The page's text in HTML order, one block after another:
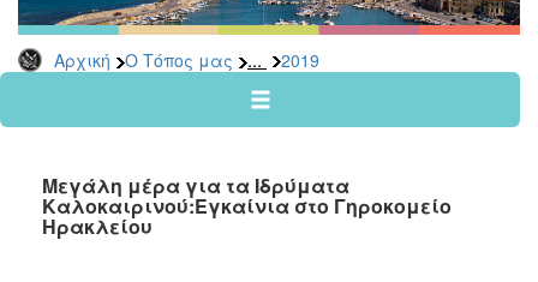
Αρχική Ο Τόπος μας ... 2019
Αρχείο
2026
2024
2022
2021
Μεγάλη μέρα για τα Ιδρύματα
Καλοκαιρινού:Εγκαίνια στο Γηροκομείο
Ηρακλείου